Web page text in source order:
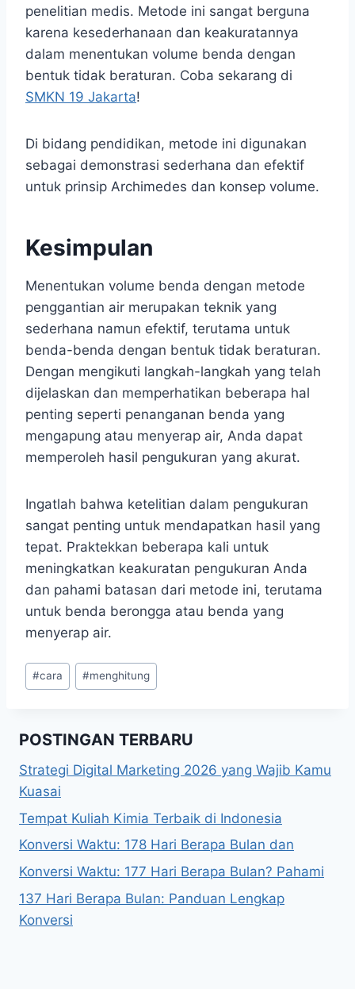
penelitian medis. Metode ini sangat berguna
karena kesederhanaan dan keakuratannya
dalam menentukan volume benda dengan
bentuk tidak beraturan. Coba sekarang di
SMKN 19 Jakarta!
Di bidang pendidikan, metode ini digunakan
sebagai demonstrasi sederhana dan efektif
untuk prinsip Archimedes dan konsep volume.
Kesimpulan
Menentukan volume benda dengan metode
penggantian air merupakan teknik yang
sederhana namun efektif, terutama untuk
benda-benda dengan bentuk tidak beraturan.
Dengan mengikuti langkah-langkah yang telah
dijelaskan dan memperhatikan beberapa hal
penting seperti penanganan benda yang
mengapung atau menyerap air, Anda dapat
memperoleh hasil pengukuran yang akurat.
Ingatlah bahwa ketelitian dalam pengukuran
sangat penting untuk mendapatkan hasil yang
tepat. Praktekkan beberapa kali untuk
meningkatkan keakuratan pengukuran Anda
dan pahami batasan dari metode ini, terutama
untuk benda berongga atau benda yang
menyerap air.
Post
Tags:
#cara #menghitung
POSTINGAN TERBARU
Strategi Digital Marketing 2026 yang Wajib Kamu
Kuasai
Tempat Kuliah Kimia Terbaik di Indonesia
Konversi Waktu: 178 Hari Berapa Bulan dan
Konversi Waktu: 177 Hari Berapa Bulan? Pahami
137 Hari Berapa Bulan: Panduan Lengkap
Konversi